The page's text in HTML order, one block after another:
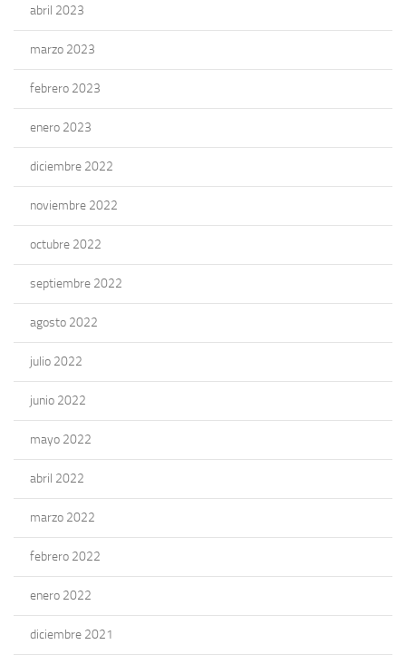
abril 2023
marzo 2023
febrero 2023
enero 2023
diciembre 2022
noviembre 2022
octubre 2022
septiembre 2022
agosto 2022
julio 2022
junio 2022
mayo 2022
abril 2022
marzo 2022
febrero 2022
enero 2022
diciembre 2021